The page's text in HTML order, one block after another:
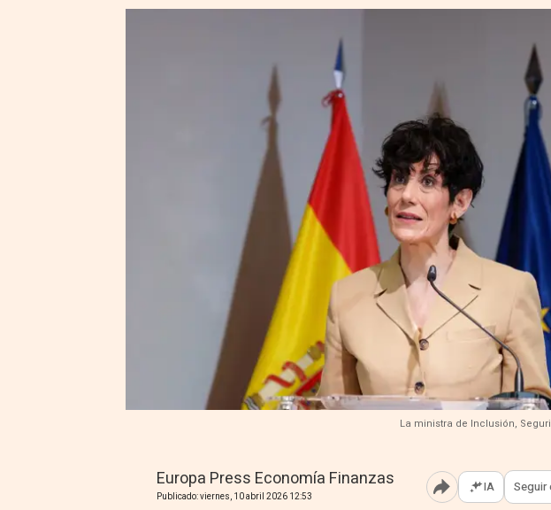
La ministra de Inclusión,
Europa Press Economía Finanzas
Publicado: viernes, 10 abril 2026 12:53 Abrir opciones
IA Seguir